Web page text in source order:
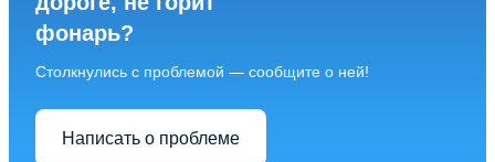
фонарь?
Столкнулись с проблемой — сообщите о ней!
Написать о проблеме